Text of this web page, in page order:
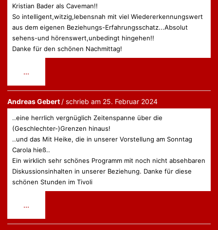
Kristian Bader als Caveman!!
So intelligent,witzig,lebensnah mit viel Wiedererkennungswert
aus dem eigenen Beziehungs-Erfahrungsschatz...Absolut
sehens-und hörenswert,unbedingt hingehen!!
Danke für den schönen Nachmittag!
...
ein-/ausblenden.
Andreas Gebert
schrieb am 25. Februar 2024
..eine herrlich vergnüglich Zeitenspanne über die
(Geschlechter-)Grenzen hinaus!
..und das Mit Heike, die in unserer Vorstellung am Sonntag
Carola hieß..
Ein wirklich sehr schönes Programm mit noch nicht absehbaren
Diskussionsinhalten in unserer Beziehung. Danke für diese
schönen Stunden im Tivoli
...
ein-/ausblenden.